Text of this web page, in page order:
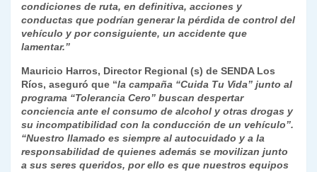
condiciones de ruta, en definitiva, acciones y
conductas que podrían generar la pérdida de control del
vehículo y por consiguiente, un accidente que
lamentar.”
Mauricio Harros, Director Regional (s) de SENDA Los
Ríos, aseguró que “la campaña “Cuida Tu Vida” junto al
programa “Tolerancia Cero” buscan despertar
conciencia ante el consumo de alcohol y otras drogas y
su incompatibilidad con la conducción de un vehículo”.
“Nuestro llamado es siempre al autocuidado y a la
responsabilidad de quienes además se movilizan junto
a sus seres queridos, por ello es que nuestros equipos